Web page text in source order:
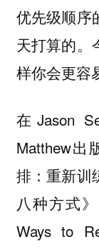
优先级顺序
天打算的。
样你会更容
在Jason
Matthew
排：重新训
八种方式》
Ways to